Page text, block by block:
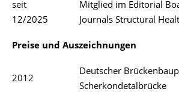
seit
12/2025
Mitglied im Editorial
Journals Structural
Preise und Auszeichnungen
2012
Deutscher
Scherkondetalbrücke